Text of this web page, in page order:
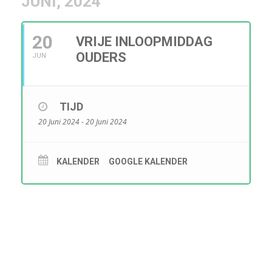
20
JUN
VRIJE INLOOPMIDDAG
OUDERS
TIJD
20 Juni 2024 - 20 Juni 2024
KALENDER GOOGLE KALENDER